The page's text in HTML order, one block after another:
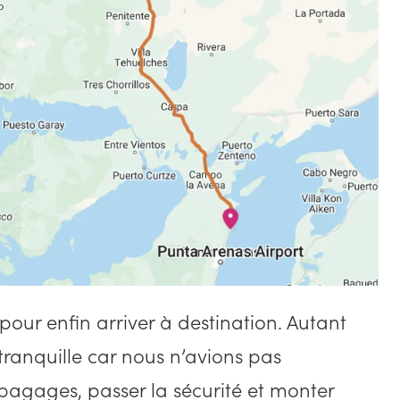
enfin arriver à destination. Autant
car nous n’avions pas
passer la sécurité et monter